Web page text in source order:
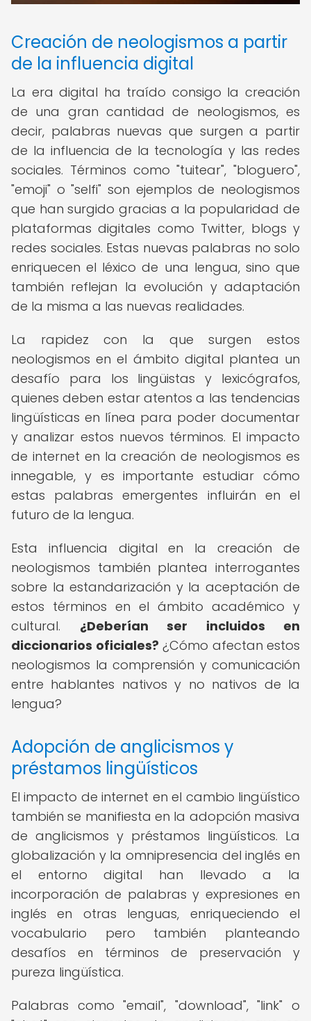
Creación de neologismos a partir
de la influencia digital
La era digital ha traído consigo la creación
de una gran cantidad de neologismos, es
decir, palabras nuevas que surgen a partir
de la influencia de la tecnología y las redes
sociales. Términos como "tuitear", "bloguero",
"emoji" o "selfi" son ejemplos de neologismos
que han surgido gracias a la popularidad de
plataformas digitales como Twitter, blogs y
redes sociales. Estas nuevas palabras no solo
enriquecen el léxico de una lengua, sino que
también reflejan la evolución y adaptación
de la misma a las nuevas realidades.
La rapidez con la que surgen estos
neologismos en el ámbito digital plantea un
desafío para los lingüistas y lexicógrafos,
quienes deben estar atentos a las tendencias
lingüísticas en línea para poder documentar
y analizar estos nuevos términos. El impacto
de internet en la creación de neologismos es
innegable, y es importante estudiar cómo
estas palabras emergentes influirán en el
futuro de la lengua.
Esta influencia digital en la creación de
neologismos también plantea interrogantes
sobre la estandarización y la aceptación de
estos términos en el ámbito académico y
cultural. ¿Deberían ser incluidos en
diccionarios oficiales? ¿Cómo afectan estos
neologismos la comprensión y comunicación
entre hablantes nativos y no nativos de la
lengua?
Adopción de anglicismos y
préstamos lingüísticos
El impacto de internet en el cambio lingüístico
también se manifiesta en la adopción masiva
de anglicismos y préstamos lingüísticos. La
globalización y la omnipresencia del inglés en
el entorno digital han llevado a la
incorporación de palabras y expresiones en
inglés en otras lenguas, enriqueciendo el
vocabulario pero también planteando
desafíos en términos de preservación y
pureza lingüística.
Palabras como "email", "download", "link" o